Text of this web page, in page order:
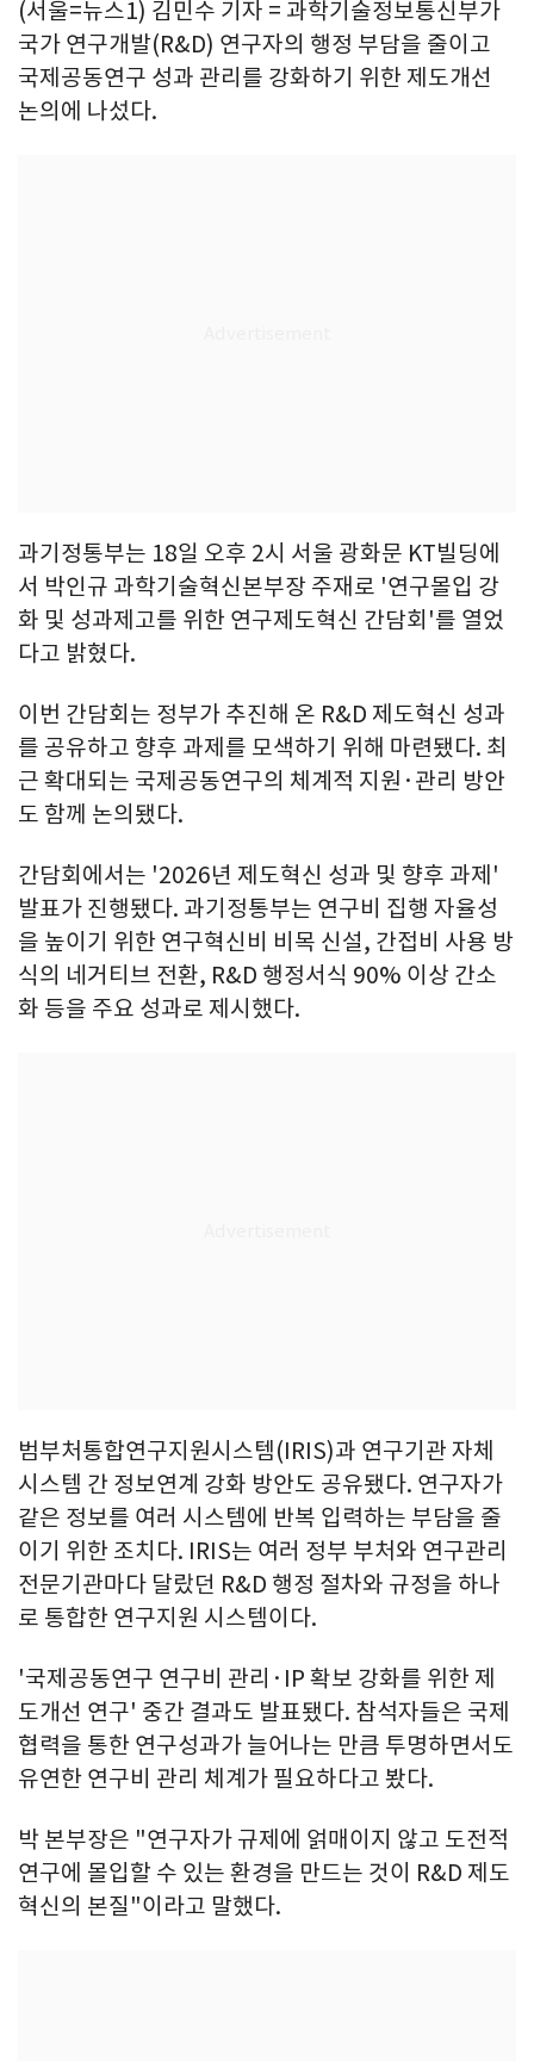
(서울=뉴스1) 김민수 기자 = 과학기술정보통신부가
국가 연구개발(R&D) 연구자의 행정 부담을 줄이고
국제공동연구 성과 관리를 강화하기 위한 제도개선
논의에 나섰다.
과기정통부는 18일 오후 2시 서울 광화문 KT빌딩에
서 박인규 과학기술혁신본부장 주재로 '연구몰입 강
화 및 성과제고를 위한 연구제도혁신 간담회'를 열었
다고 밝혔다.
이번 간담회는 정부가 추진해 온 R&D 제도혁신 성과
를 공유하고 향후 과제를 모색하기 위해 마련됐다. 최
근 확대되는 국제공동연구의 체계적 지원·관리 방안
도 함께 논의됐다.
간담회에서는 '2026년 제도혁신 성과 및 향후 과제'
발표가 진행됐다. 과기정통부는 연구비 집행 자율성
을 높이기 위한 연구혁신비 비목 신설, 간접비 사용 방
식의 네거티브 전환, R&D 행정서식 90% 이상 간소
화 등을 주요 성과로 제시했다.
범부처통합연구지원시스템(IRIS)과 연구기관 자체
시스템 간 정보연계 강화 방안도 공유됐다. 연구자가
같은 정보를 여러 시스템에 반복 입력하는 부담을 줄
이기 위한 조치다. IRIS는 여러 정부 부처와 연구관리
전문기관마다 달랐던 R&D 행정 절차와 규정을 하나
로 통합한 연구지원 시스템이다.
'국제공동연구 연구비 관리·IP 확보 강화를 위한 제
도개선 연구' 중간 결과도 발표됐다. 참석자들은 국제
협력을 통한 연구성과가 늘어나는 만큼 투명하면서도
유연한 연구비 관리 체계가 필요하다고 봤다.
박 본부장은 "연구자가 규제에 얽매이지 않고 도전적
연구에 몰입할 수 있는 환경을 만드는 것이 R&D 제도
혁신의 본질"이라고 말했다.